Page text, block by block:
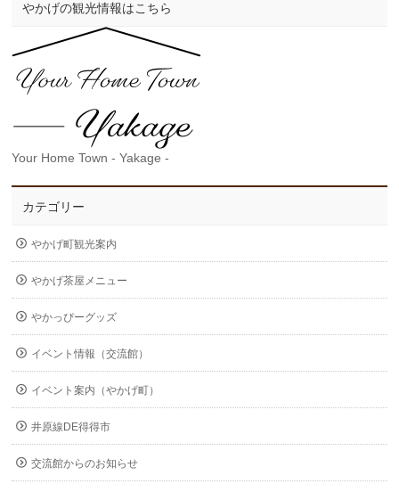
やかげの観光情報はこちら
Your Home Town - Yakage -
カテゴリー
やかげ町観光案内
やかげ茶屋メニュー
やかっぴーグッズ
イベント情報（交流館）
イベント案内（やかげ町）
井原線DE得得市
交流館からのお知らせ